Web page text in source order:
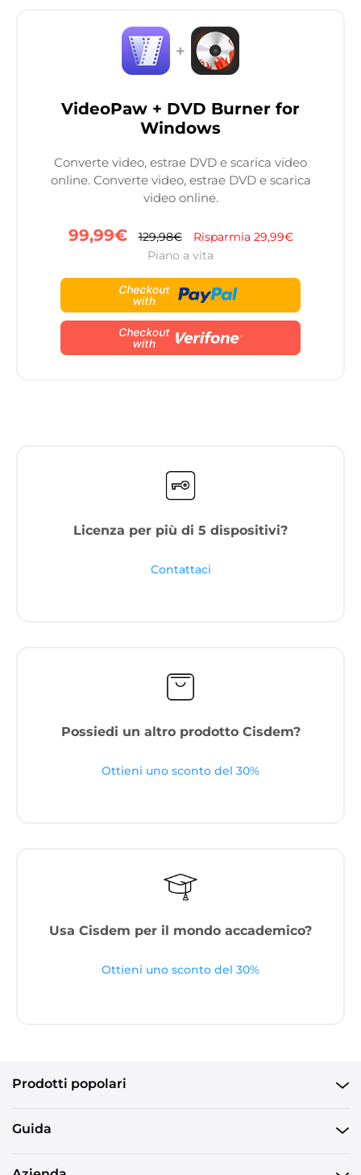
VideoPaw + DVD Burner for
Windows
Converte video, estrae DVD e scarica video
online. Converte video, estrae DVD e scarica
video online.
99,99€ 129,98€
Risparmia 29,99€
Piano a vita
Licenza per più di 5 dispositivi?
Contattaci
Possiedi un altro prodotto Cisdem?
Ottieni uno sconto del 30%
Usa Cisdem per il mondo accademico?
Ottieni uno sconto del 30%
Prodotti popolari
Guida